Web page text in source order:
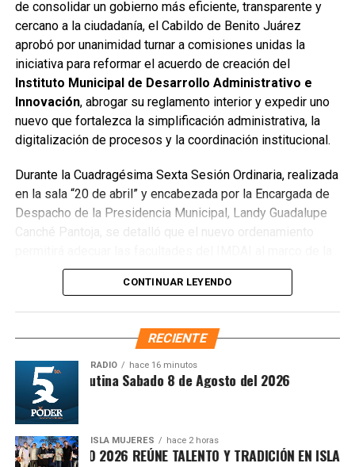
rejilla en un pozo dañado por el tránsito de vehículos
pesados. De manera simultánea, se recuperó un espacio
público utilizado como basurero clandestino, del cual se
han retirado aproximadamente 150 toneladas de
escombros, cacharros y desechos vegetales. Se estima
que el saneamiento concluirá en dos días.
Finalmente, las Unidades Verdes de SIRESOL Cancún
convertirse en punto de disposición ilegal de basura. El
Ayuntamiento exhortó a la ciudadanía a reportar estas
prácticas y sumarse al esfuerzo colectivo para mantener
un Cancún limpio y con prosperidad compartida.
Fuente: 5to Poder Agencia de Noticias
de consolidar un gobierno más eficiente, transparente y
cercano a la ciudadanía, el Cabildo de Benito Juárez
aprobó por unanimidad turnar a comisiones unidas la
iniciativa para reformar el acuerdo de creación del
Instituto Municipal de Desarrollo Administrativo e
Innovación, abrogar su reglamento interior y expedir uno
nuevo que fortalezca la simplificación administrativa, la
digitalización de procesos y la coordinación institucional.
Durante la Cuadragésima Sexta Sesión Ordinaria, realizada
en la sala “20 de abril” y encabezada por la Encargada de
Despacho de la Presidencia Municipal, Landy Guadalupe
Canché Pantoja, se detalló que el nuevo ordenamiento
Ley Nacional para Eliminar Trámites Burocráticos
mediante la instauración de la Autoridad Municipal de
Simplificación y Digitalización. Con ello, se busca agilizar
trámites, reducir cargas administrativas y mejorar la
CONTINUAR LEYENDO
RECIENTE
RADIO hace 16 minutos
Síntesis Matutina Sabado 8 de Agosto del 2026
ISLA MUJERES hace 2 horas
ISLEÑO 2026 REÚNE TALENTO Y TRADICIÓN EN ISLA